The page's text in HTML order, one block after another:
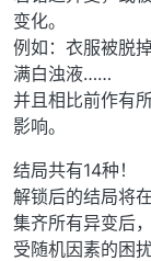
变化。
例如：衣服被脱
满白浊液……
并且相比前作有
影响。
结局共有14种！
解锁后的结局将
集齐所有异变后
受随机因素的困扰